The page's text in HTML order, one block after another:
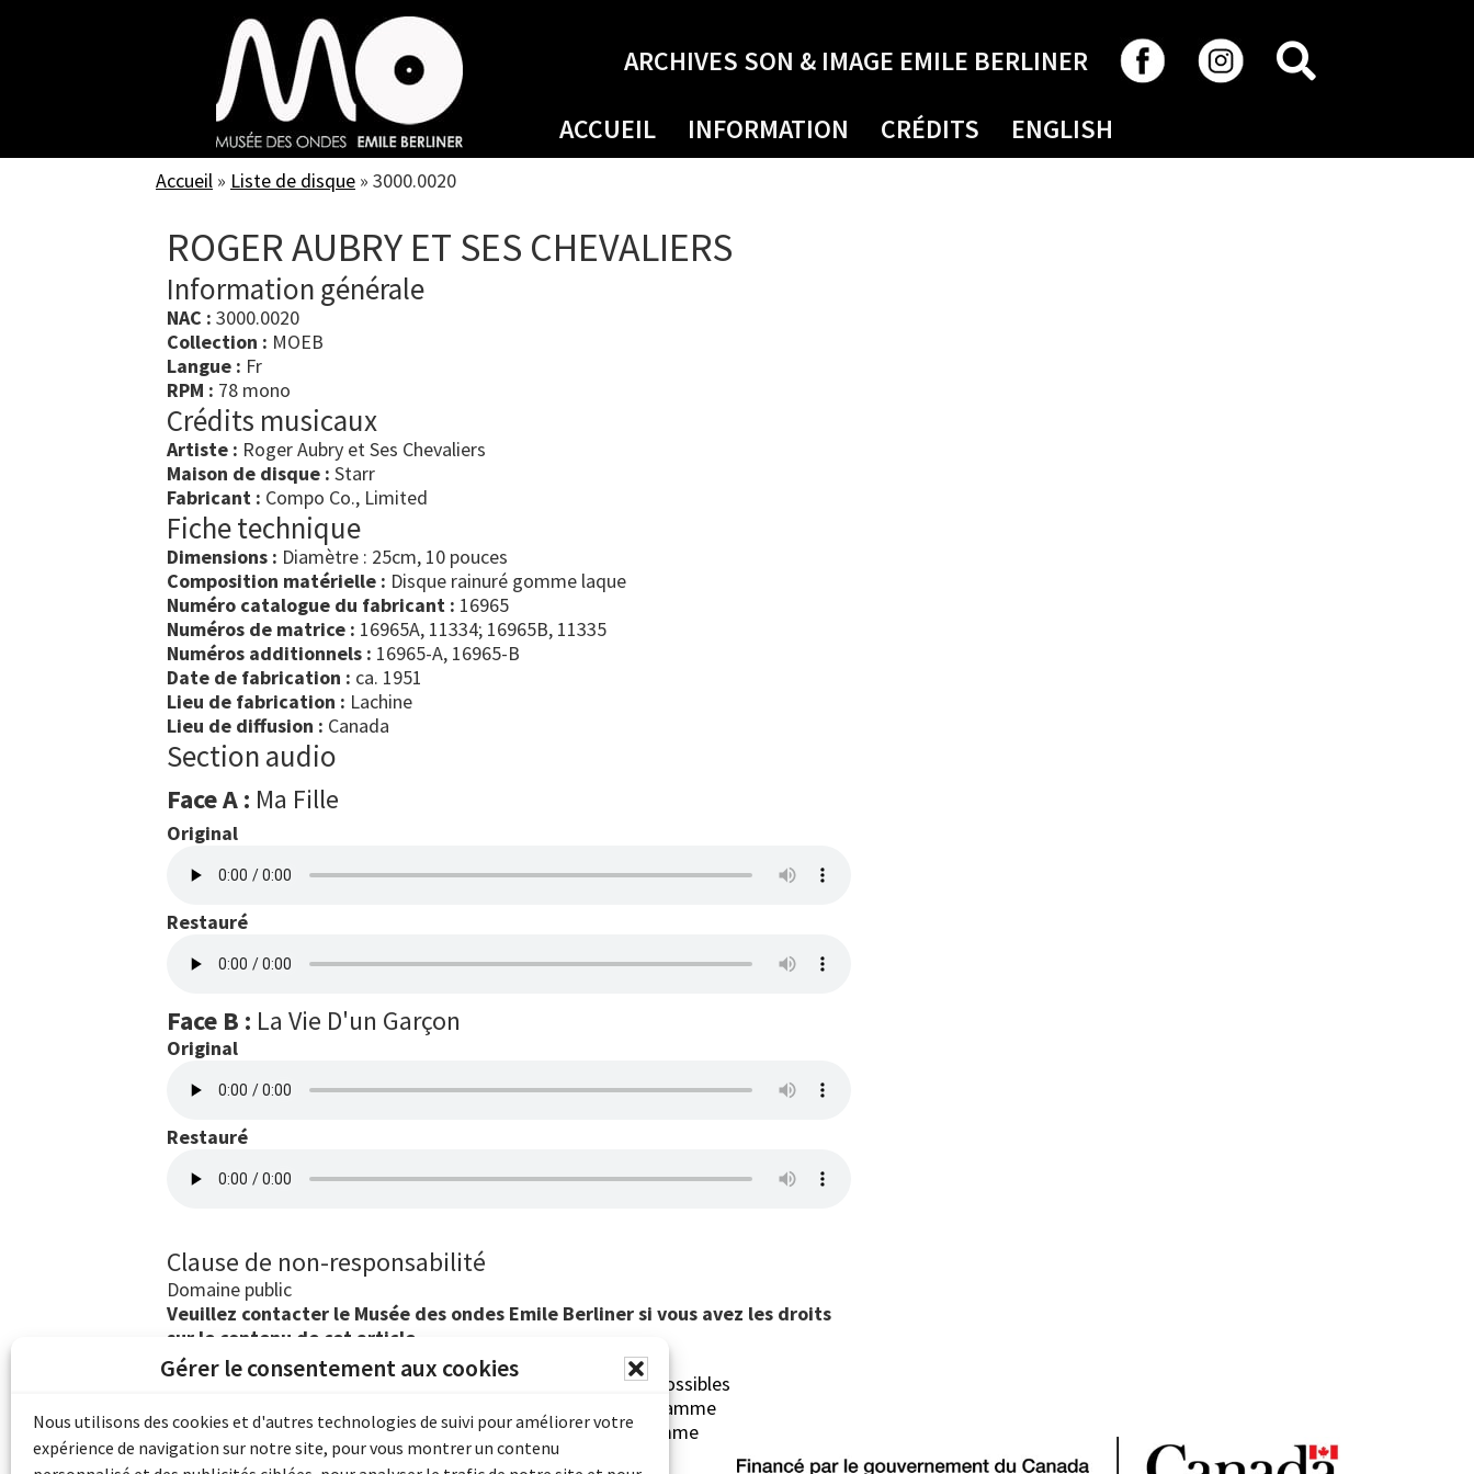
Gérer le consentement aux cookies
Nous utilisons des cookies et d'autres technologies de suivi pour améliorer votre
expérience de navigation sur notre site, pour vous montrer un contenu
ARCHIVES SON & IMAGE EMILE BERLINER
ACCUEIL INFORMATION CRÉDITS ENGLISH
Accueil » Liste de disque » 3000.0020
ROGER AUBRY ET SES CHEVALIERS
Information générale
NAC : 3000.0020
Collection : MOEB
Langue : Fr
RPM : 78 mono
Crédits musicaux
Artiste : Roger Aubry et Ses Chevaliers
Maison de disque : Starr
Fabricant : Compo Co., Limited
Fiche technique
Dimensions : Diamètre : 25cm, 10 pouces
Composition matérielle : Disque rainuré gomme laque
Numéro catalogue du fabricant : 16965
Numéros de matrice : 16965A, 11334; 16965B, 11335
Numéros additionnels : 16965-A, 16965-B
Date de fabrication : ca. 1951
Lieu de fabrication : Lachine
Lieu de diffusion : Canada
Section audio
Face A : Ma Fille
Original
Restauré
Face B : La Vie D'un Garçon
Original
Restauré
Clause de non-responsabilité
Domaine public
Veuillez contacter le Musée des ondes Emile Berliner si vous avez les droits
sur le contenu de cet article.
Les archives du son et de l'image d'Emile Berliner sont rendues possibles
grâce au financement de Bibliothèque et Archives Canada (Programme
pour les collectivités du patrimoine documentaire) et du Programme
d'aide aux musées (Accès numérique au patrimoine).